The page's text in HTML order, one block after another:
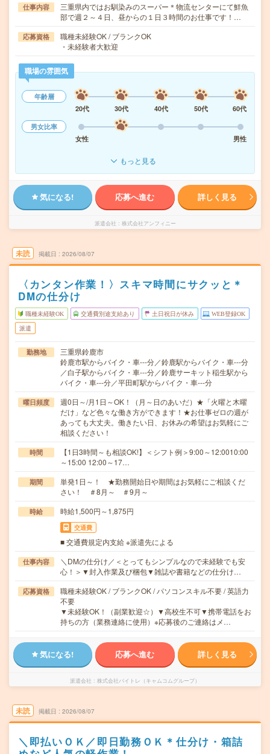
仕事内容
三重県内ではお馴染みのスーパー＊物流センターにて鮮魚
部で週２～４日、昼からの１日３時間のお仕事です！…
応募資格
職種未経験OK / ブランクOK
・未経験者大歓迎
職場の雰囲気
年齢層
20代
30代 40代 50代
60代
男女比率
女性
男性
もっと見る
気になる! 応募へ進む 詳しく見る
派遣会社 株式会社アンフィニー
未読 掲載日 2026/08/07
〈カンタン作業！〉スキマ時間にサクッと＊
DMの仕分け
職種未経験OK 交通費別途支給あり 土日祝日が休み WEB登録OK
派遣
勤務地
三重県鈴鹿市
鈴鹿市駅からバイク・車---分／鈴鹿駅からバイク・車---分
／白子駅からバイク・車---分／鈴鹿サーキット稲生駅から
バイク・車---分／平田町駅からバイク・車---分
曜日頻度
週0日～/月1日～OK！（月～日のあいだ）★「火曜と木曜
だけ」など色々な働き方ができます！★お仕事ゼロの週が
あっても大丈夫。働きたい日、お休みの希望はお気軽にご
相談ください！
時間
【1日3時間～も相談OK!】＜シフト例＞9:00～12:0010:00
～15:00 12:00～17…
期間
単発1日～！ ★勤務開始日や期間はお気軽にご相談くだ
さい！ ＃8月～ ＃9月～
時給 時給1,500円～1,875円
交通費
■ 交通費規定内支給 ※派遣先による
仕事内容
＼DMの仕分け／＜とってもシンプルなので未経験でも安
心！＞▼封入作業及び梱包▼雑誌や書籍などの仕分け…
応募資格
職種未経験OK / ブランクOK / パソコンスキル不要 / 英語力
不要
▼未経験OK！（副業歓迎☆）▼高校生不可▼携帯電話をお
持ちの方（業務連絡に使用）※応募後のご連絡はメ…
気になる! 応募へ進む 詳しく見る
派遣会社 株式会社バイトレ（キャムコムグループ）
未読 掲載日 2026/08/07
＼即払いＯＫ／即日勤務ＯＫ＊仕分け・箱詰